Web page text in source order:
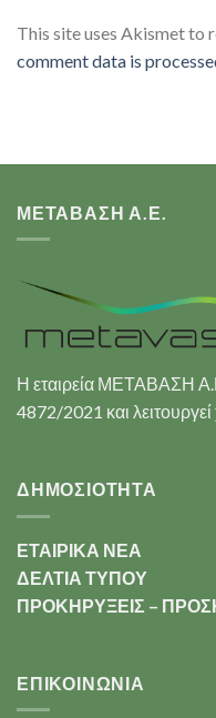
This site uses Akismet to
comment data is
ΜΕΤΑΒΑΣΗ Α.Ε.
Η εταιρεία ΜΕΤΑΒΑΣΗ
4872/2021 και
ΔΗΜΟΣΙΟΤΗΤΑ
ΕΤΑΙΡΙΚΑ ΝΕΑ
ΔΕΛΤΙΑ ΤΥΠΟΥ
ΠΡΟΚΗΡΥΞΕΙΣ –
ΕΠΙΚΟΙΝΩΝΊΑ